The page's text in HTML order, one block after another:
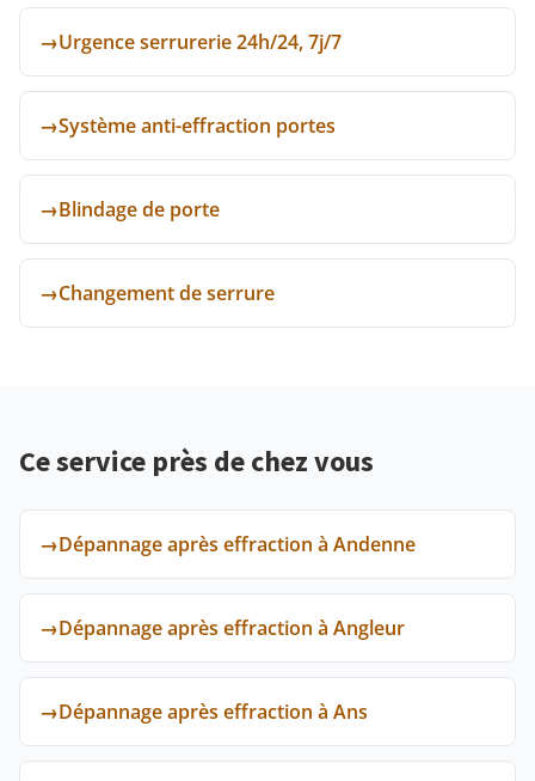
→Urgence serrurerie 24h/24, 7j/7
→Système anti-effraction portes
→Blindage de porte
→Changement de serrure
Ce service près de chez vous
→Dépannage après effraction à Andenne
→Dépannage après effraction à Angleur
→Dépannage après effraction à Ans